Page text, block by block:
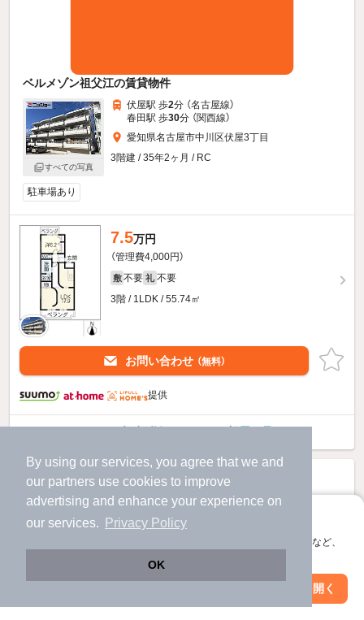
By using our services, you agree that we and
our partners use cookies to improve
advertising and enhance your experience on
our services.
Privacy Policy
OK
アプリに切り替えて、サクサクお部屋探し
会員登録なしですぐ使える。マップ検索やお気に入り保存など、
アプリを開く
ベルメゾン祖父江の賃貸物件
すべての写真
伏屋駅 歩2分 （名古屋線）
春田駅 歩30分 （関西線）
愛知県名古屋市中川区伏屋3丁目
3階建 / 35年2ヶ月 / RC
駐車場あり
7.5万円
（管理費4,000円）
敷 不要 礼 不要
3階 / 1LDK / 55.74㎡
お問い合わせ （無料）
提供
絞り込み条件を変更